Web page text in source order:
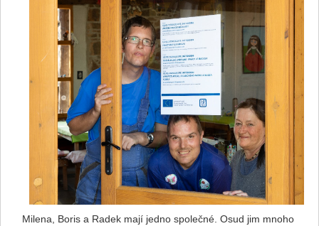
Milena, Boris a Radek mají jedno společné. Osud jim mnoho